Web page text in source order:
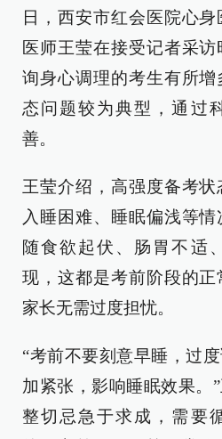
日，西安市红会医院心
医师王莹在接受记者采
询身心调理的考生有所
态问题较为典型，通过
善。
王莹介绍，高强度备考
入睡困难、睡眠偏浅等
随食欲起伏、肠胃不适
现，这都是考前阶段的
家长无需过度担忧。
“考前不要刻意早睡，过
加紧张，影响睡眠效果。
整切忌急于求成，需要